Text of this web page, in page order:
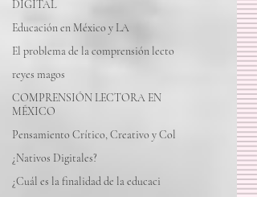
DIGITAL
Educación en México y LA
El problema de la comprensión lecto
reyes magos
COMPRENSIÓN LECTORA EN
MÉXICO
Pensamiento Crítico, Creativo y Col
¿Nativos Digitales?
¿Cuál es la finalidad de la educaci